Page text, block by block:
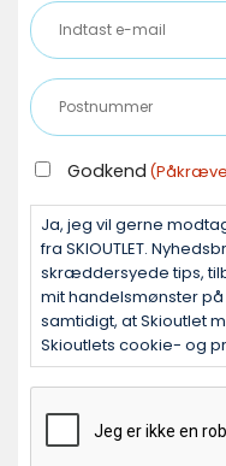
Indtast
e-
mail
(Påkrævet)
Postnummer
(Påkrævet)
GODKEND
(PÅKRÆVET)
Godkend
Ja, jeg vil gerne
fra SKIOUTLET.
skræddersyede tips,
mit handelsmønster
samtidigt, at Skioutlet
Skioutlets cookie- og